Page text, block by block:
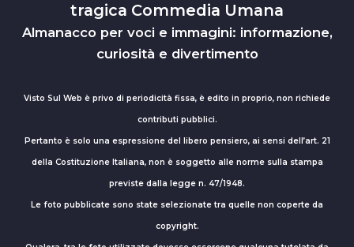
tragica Commedia Umana
Almanacco per voci e immagini: informazione,
curiosità e divertimento
Visto Sul Web è privo di periodicità fissa, è edito in proprio, non richiede
contributi pubblici.
Pertanto è solo una espressione del libero pensiero, ai sensi dell’art. 21
della Costituzione Italiana, non è soggetto alle norme sulla stampa
previste dalla legge n. 47/1948.
Le foto pubblicate sono state selezionate tra quelle non coperte da
copyright.